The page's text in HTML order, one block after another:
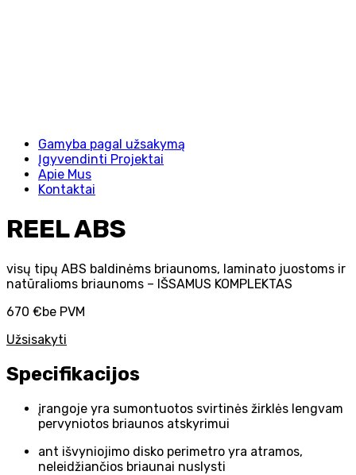
Gamyba pagal užsakymą
Įgyvendinti Projektai
Apie Mus
Kontaktai
REEL ABS
visų tipų ABS baldinėms briaunoms, laminato juostoms ir
natūralioms briaunoms – IŠSAMUS KOMPLEKTAS
670 €be PVM
Užsisakyti
Specifikacijos
įrangoje yra sumontuotos svirtinės žirklės lengvam
pervyniotos briaunos atskyrimui
ant išvyniojimo disko perimetro yra atramos,
neleidžiančios briaunai nuslysti